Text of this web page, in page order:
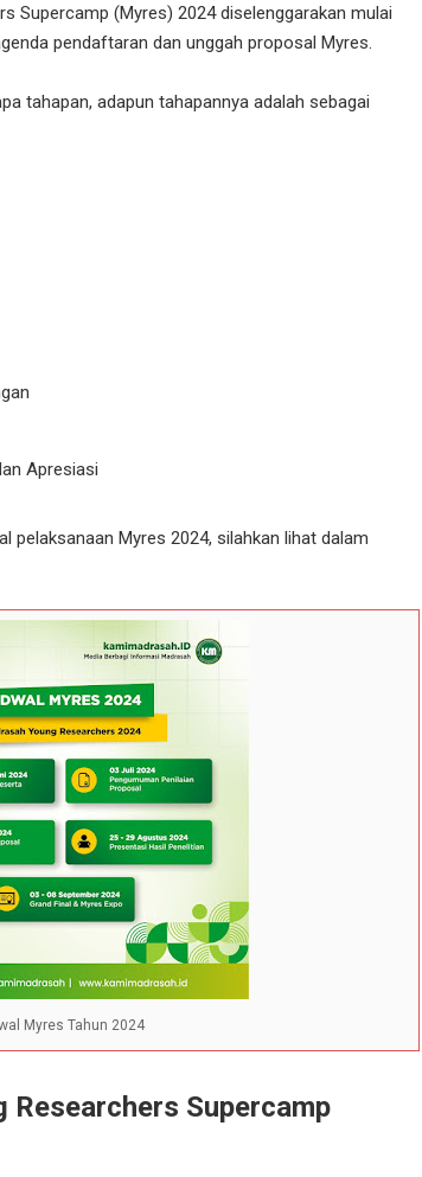
Supercamp (Myres) 2024 diselenggarakan mulai
pendaftaran dan unggah proposal Myres.
tahapan, adapun tahapannya adalah sebagai
Apresiasi
pelaksanaan Myres 2024, silahkan lihat dalam
Myres Tahun 2024
Researchers Supercamp